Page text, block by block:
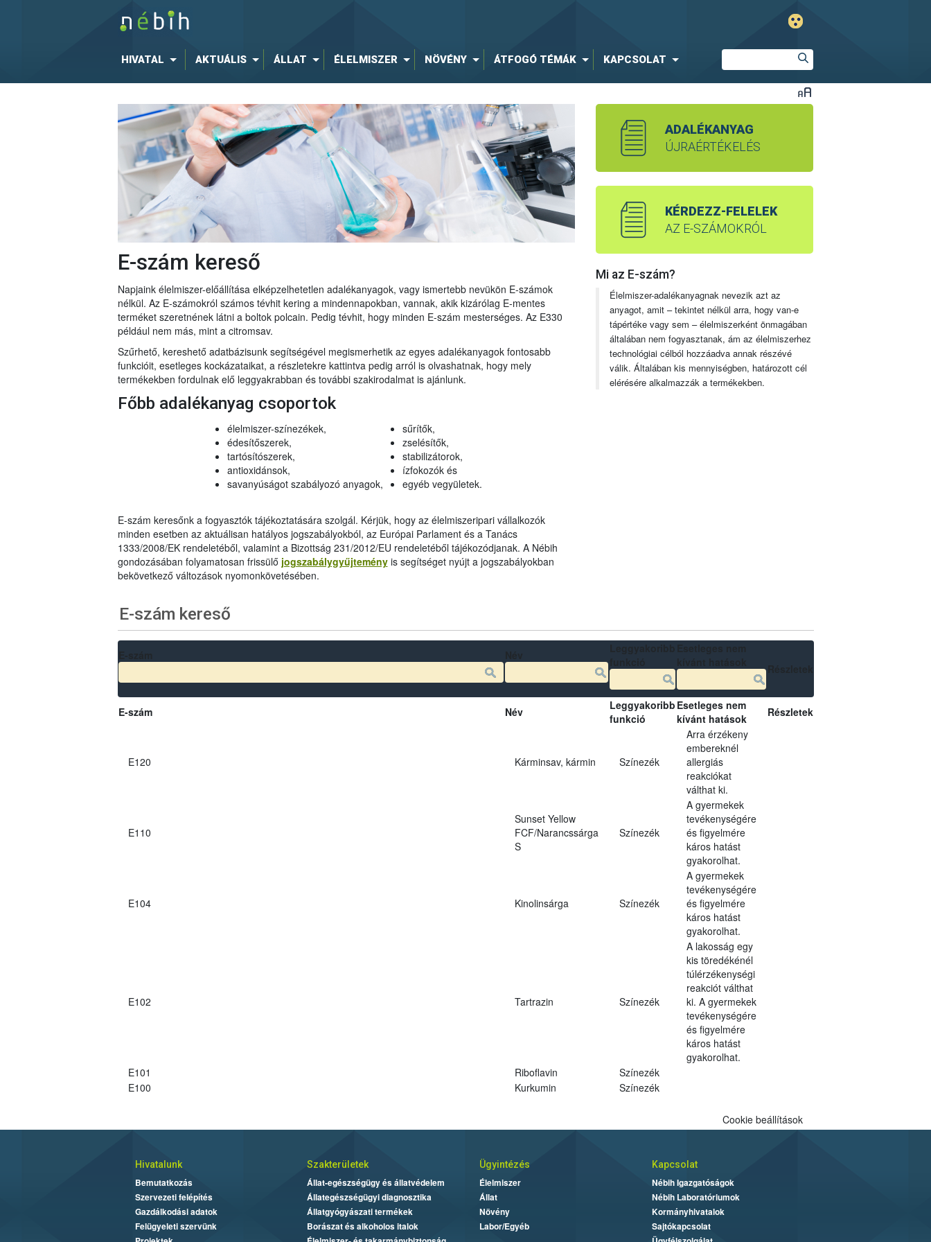
HIVATAL AKTUÁLIS ÁLLAT ÉLELMISZER NÖVÉNY ÁTFOGÓ TÉMÁK KAPCSOLAT
E-szám kereső
Napjaink élelmiszer-előállítása elképzelhetetlen adalékanyagok, vagy ismertebb nevükön E-számok
nélkül. Az E-számokról számos tévhit kering a mindennapokban, vannak, akik kizárólag E-mentes
terméket szeretnének látni a boltok polcain. Pedig tévhit, hogy minden E-szám mesterséges. Az E330
például nem más, mint a citromsav.
Szűrhető, kereshető adatbázisunk segítségével megismerhetik az egyes adalékanyagok fontosabb
funkcióit, esetleges kockázataikat, a részletekre kattintva pedig arról is olvashatnak, hogy mely
termékekben fordulnak elő leggyakrabban és további szakirodalmat is ajánlunk.
Főbb adalékanyag csoportok
élelmiszer-színezékek,
édesítőszerek,
tartósítószerek,
antioxidánsok,
savanyúságot szabályozó anyagok,
sűrítők,
zselésítők,
stabilizátorok,
ízfokozók és
egyéb vegyületek.
E-szám keresőnk a fogyasztók tájékoztatására szolgál. Kérjük, hogy az élelmiszeripari vállalkozók
minden esetben az aktuálisan hatályos jogszabályokból, az Európai Parlament és a Tanács
1333/2008/EK rendeletéből, valamint a Bizottság 231/2012/EU rendeletéből tájékozódjanak. A Nébih
gondozásában folyamatosan frissülő jogszabálygyűjteményis segítséget nyújt a jogszabályokban
bekövetkező változások nyomonkövetésében.
ADALÉKANYAG
ÚJRAÉRTÉKELÉS
KÉRDEZZ-FELELEK
AZ E-SZÁMOKRÓL
Mi az E-szám?
Élelmiszer-adalékanyagnak nevezik azt az
anyagot, amit – tekintet nélkül arra, hogy van-e
tápértéke vagy sem – élelmiszerként önmagában
általában nem fogyasztanak, ám az élelmiszerhez
technológiai célból hozzáadva annak részévé
válik. Általában kis mennyiségben, határozott cél
elérésére alkalmazzák a termékekben.
E-szám kereső
E-szám Név
Leggyakoribb
funkció
Esetleges nem
kívánt hatások
Részletek
E120 Kárminsav, kármin Színezék
Arra érzékeny
embereknél
allergiás
reakciókat
válthat ki.
E110
Sunset Yellow
FCF/Narancssárga
S
Színezék
A gyermekek
tevékenységére
és figyelmére
káros hatást
gyakorolhat.
E104 Kinolinsárga Színezék
A gyermekek
tevékenységére
és figyelmére
káros hatást
gyakorolhat.
E102 Tartrazin Színezék
A lakosság egy
kis töredékénél
túlérzékenységi
reakciót válthat
ki. A gyermekek
tevékenységére
és figyelmére
káros hatást
gyakorolhat.
E101
Riboflavin
Színezék
E100
Kurkumin Színezék
Cookie beállítások
Hivatalunk
Bemutatkozás
Szervezeti felépítés
Gazdálkodási adatok
Felügyeleti szervünk
Szakterületek
Állat-egészségügy és állatvédelem
Állategészségügyi diagnosztika
Állatgyógyászati termékek
Borászat és alkoholos italok
Ügyintézés
Élelmiszer
Állat
Növény
Labor/Egyéb
Kapcsolat
Nébih Igazgatóságok
Nébih Laboratóriumok
Kormányhivatalok
Sajtókapcsolat